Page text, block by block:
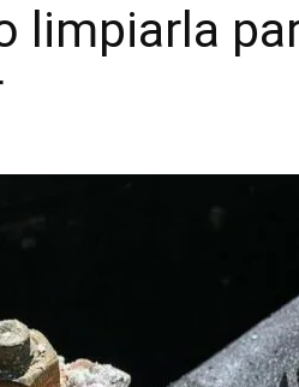
limpiarla